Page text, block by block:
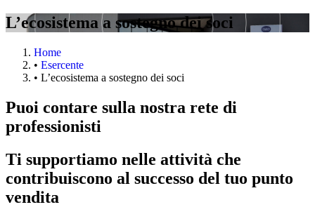
L’ecosistema a sostegno dei soci
Home
• Esercente
• L’ecosistema a sostegno dei soci
Puoi contare sulla nostra rete di
professionisti
Ti supportiamo nelle attività che
contribuiscono al successo del tuo punto
vendita